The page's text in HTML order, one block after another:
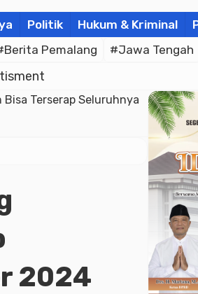
Politik Hukum & Kriminal
Pemalang #Jawa Tengah
Terserap Seluruhnya
2024